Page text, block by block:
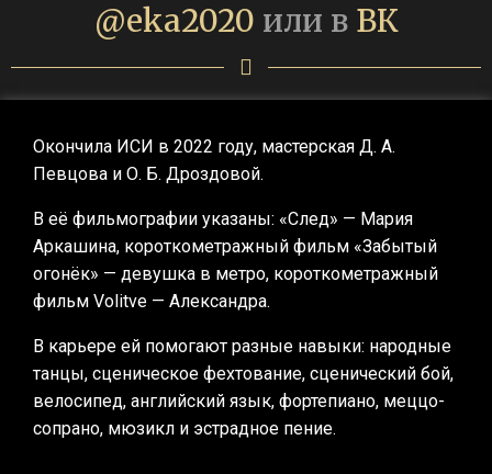
@eka2020 или в ВК
Окончила ИСИ в 2022 году, мастерская Д. А.
Певцова и О. Б. Дроздовой.
В её фильмографии указаны: «След» — Мария
Аркашина, короткометражный фильм «Забытый
огонёк» — девушка в метро, короткометражный
фильм Volitve — Александра.
В карьере ей помогают разные навыки: народные
танцы, сценическое фехтование, сценический бой,
велосипед, английский язык, фортепиано, меццо-
сопрано, мюзикл и эстрадное пение.